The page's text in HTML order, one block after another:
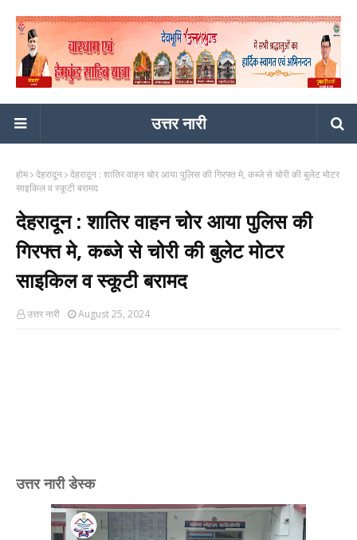
उत्तर नारी
होम देहरादून देहरादून : शातिर वाहन चोर आया पुलिस की गिरफ्त मे, कब्जे से चोरी की बुलेट मोटर
साइकिल व स्कूटी बरामद
देहरादून : शातिर वाहन चोर आया पुलिस की
गिरफ्त मे, कब्जे से चोरी की बुलेट मोटर
साइकिल व स्कूटी बरामद
उत्तर नारी August 25, 2024
उत्तर नारी डेस्क